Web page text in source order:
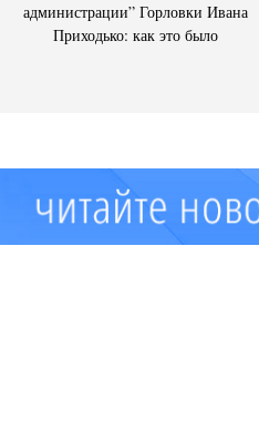
администрации” Горловки Ивана
Приходько: как это было